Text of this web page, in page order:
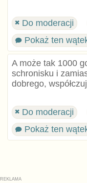
Do moderacji
Pokaż ten
A może tak 1000
schronisku i
dobrego,
Do moderacji
Pokaż ten